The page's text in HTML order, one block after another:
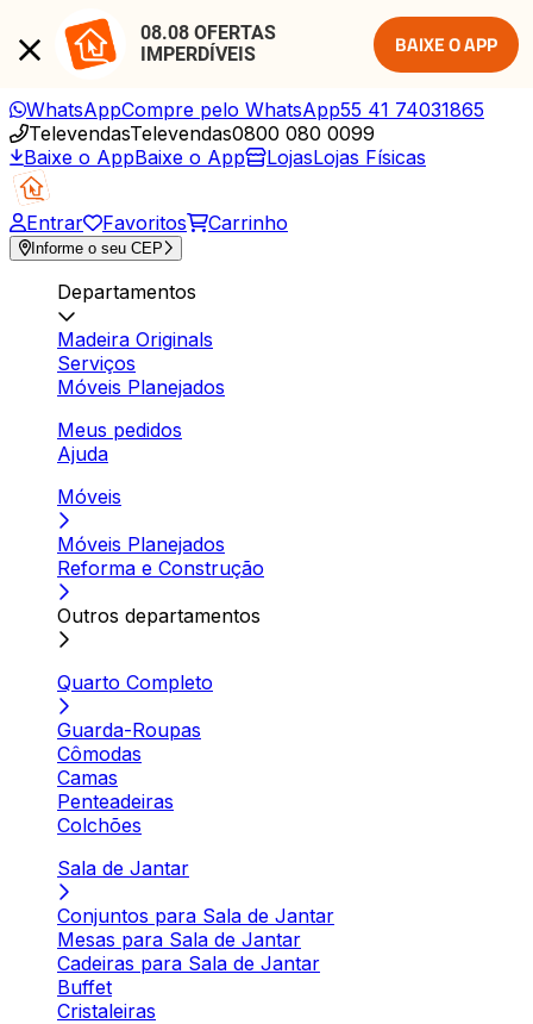
08.08 OFERTAS
IMPERDÍVEIS
BAIXE O APP
WhatsAppCompre pelo WhatsApp55 41 74031865
TelevendasTelevendas0800 080 0099
Baixe o AppBaixe o App LojasLojas Físicas
Entrar Favoritos Carrinho
Informe o seu CEP
Departamentos
Madeira Originals
Serviços
Móveis Planejados
Meus pedidos
Ajuda
Móveis
Móveis Planejados
Reforma e Construção
Outros departamentos
Quarto Completo
Guarda-Roupas
Cômodas
Camas
Penteadeiras
Colchões
Sala de Jantar
Conjuntos para Sala de Jantar
Mesas para Sala de Jantar
Cadeiras para Sala de Jantar
Buffet
Cristaleiras